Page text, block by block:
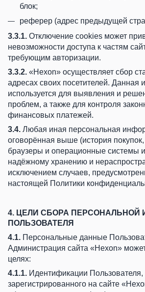
блок;
реферер (адрес предыдущей
3.3.1. Отключение cookies может
невозможности доступа к частям
требующим авторизации.
3.3.2. «Hexon» осуществляет сбор
адресах своих посетителей. Данная
используется для выявления и
проблем, а также для контроля
финансовых платежей.
3.4. Любая иная персональная
оговорённая выше (история
браузеры и операционные системы
надёжному хранению и
исключением случаев,
настоящей Политики
4. ЦЕЛИ СБОРА ПЕРСОНАЛЬНОЙ
ПОЛЬЗОВАТЕЛЯ
4.1. Персональные данные
Администрация сайта «Hexon»
целях:
4.1.1. Идентификации Пользователя,
зарегистрированного на сайте